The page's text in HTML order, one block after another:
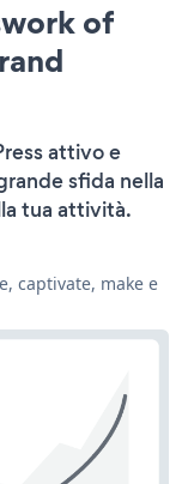
of
attivo e
sfida nella
tua attività.
captivate, make e